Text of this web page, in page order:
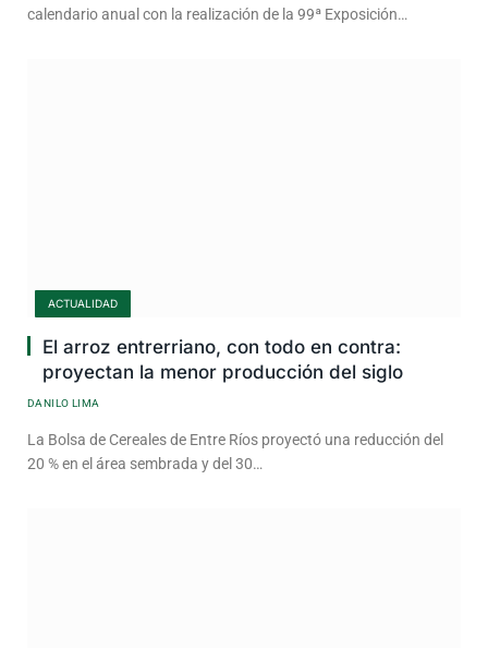
calendario anual con la realización de la 99ª Exposición…
ACTUALIDAD
El arroz entrerriano, con todo en contra:
proyectan la menor producción del siglo
DANILO LIMA
La Bolsa de Cereales de Entre Ríos proyectó una reducción del
20 % en el área sembrada y del 30…